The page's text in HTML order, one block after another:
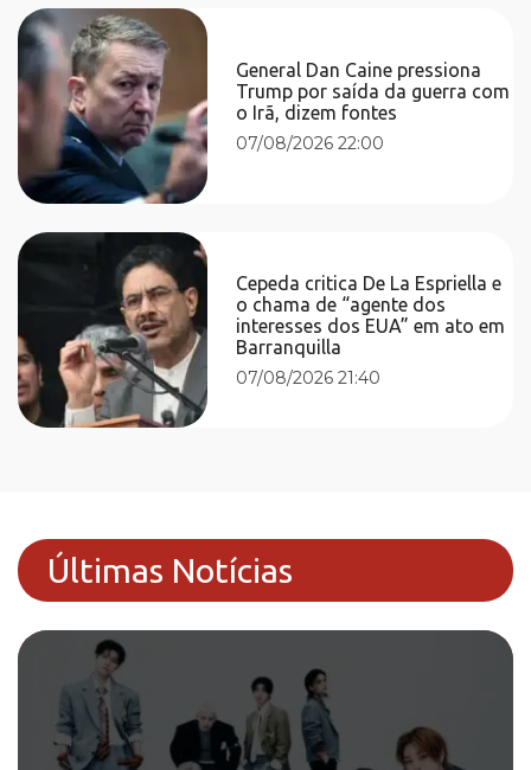
General Dan Caine pressiona
Trump por saída da guerra com
o Irã, dizem fontes
07/08/2026 22:00
Cepeda critica De La Espriella e
o chama de “agente dos
interesses dos EUA” em ato em
Barranquilla
07/08/2026 21:40
Últimas Notícias